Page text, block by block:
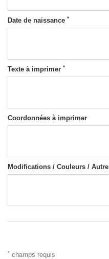
Date de naissance *
Texte à imprimer *
Coordonnées à imprimer
Modifications / Couleurs / Autre
* champs requis